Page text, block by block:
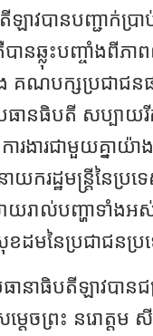
ាវបានបញ្ជាក់ប្រ
ានឆ្លុះបញ្ចាំងពីភ
ង គណបក្សប្រជាជ
ានធិបតី សប្បាយរី
ារងារជាមួយគ្នា
ករដ្ឋមន្រ្តីនៃប្រ
យរាល់បញ្ហាទាំងអ
ដមនៃប្រជាជនប្
នាធិបតីឡាវបានជម្
តេចព្រះ នរោត្តម